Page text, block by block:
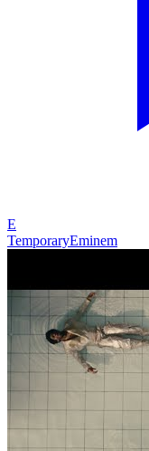
E
TemporaryEminem